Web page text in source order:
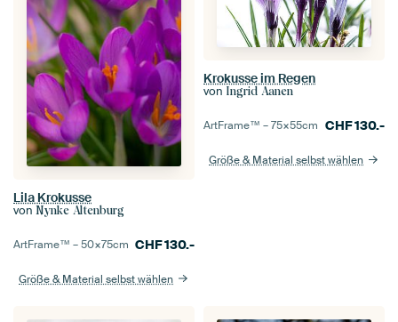
Lila Krokusse
von Nynke Altenburg
ArtFrame™ –50×75cm CHF130.-
Größe & Material selbst wählen
Krokusse im Regen
von Ingrid Aanen
ArtFrame™ –75×55cm CHF130.-
Größe & Material selbst wählen